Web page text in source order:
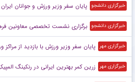
خبرگزاری دانشجو پایان سفر وزیر ورزش و جوانان ایران با
خبرگزاری دانشجو برگزاری نشست تخصصی معاونین
خبرگزاری مهر پایان سفر وزیر ورزش با بازدید از مراکز
خبرگزاری مهر زرین کمر بهترین ایرانی در رنکینگ